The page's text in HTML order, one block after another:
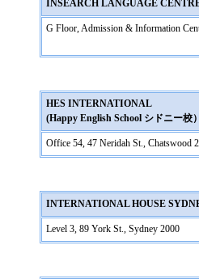
INSEARCH LANGUAGE
G Floor, Admission & Information
HES INTERNATIONAL
(Happy English School シドニー校）
Office 54, 47 Neridah St., Chatswood
INTERNATIONAL HOUSE
Level 3, 89 York St., Sydney 2000